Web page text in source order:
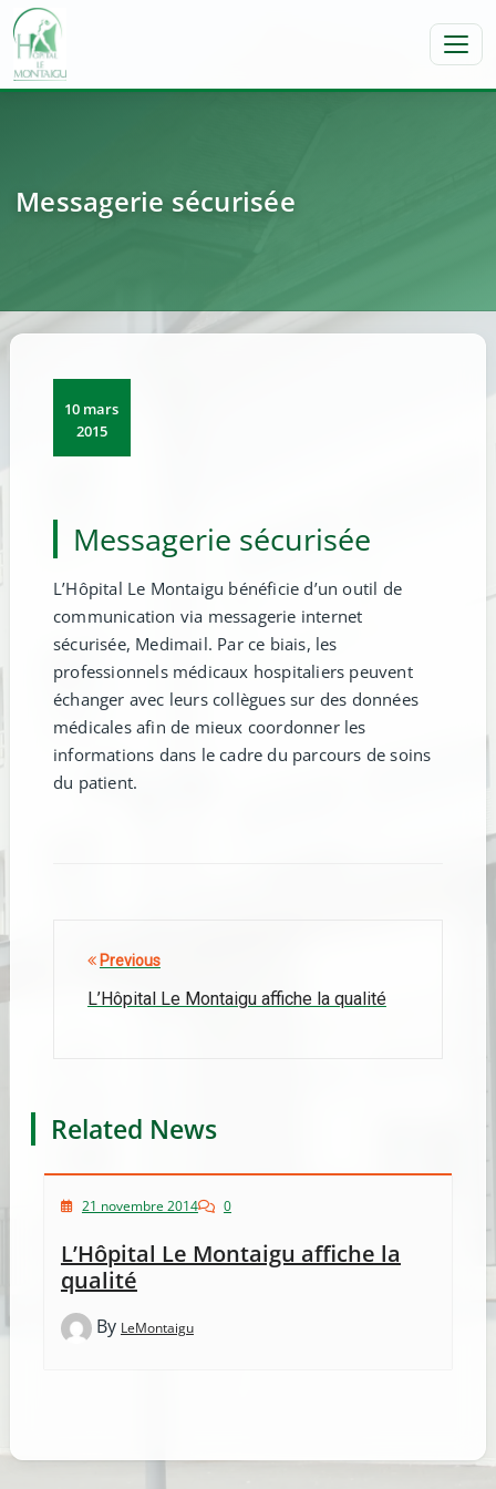
Messagerie sécurisée
10 mars
2015
Messagerie sécurisée
L’Hôpital Le Montaigu bénéficie d’un outil de
communication via messagerie internet
sécurisée, Medimail. Par ce biais, les
professionnels médicaux hospitaliers peuvent
échanger avec leurs collègues sur des données
médicales afin de mieux coordonner les
informations dans le cadre du parcours de soins
du patient.
Navigation
Previous
L’Hôpital Le Montaigu affiche la qualité
Related News
21 novembre 2014 0
L’Hôpital Le Montaigu affiche la
qualité
By LeMontaigu